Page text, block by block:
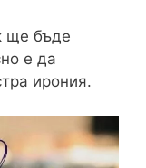
ще бъде
е да
ирония.